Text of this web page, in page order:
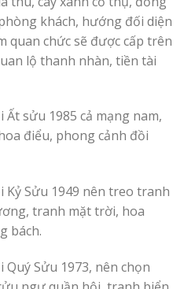
khách, hướng đối diện
quan chức sẽ được cấp trên
lộ thanh nhàn, tiền tài
sửu 1985 cả mạng nam,
điểu, phong cảnh đồi
Sửu 1949 nên treo tranh
tranh mặt trời, hoa
bách.
Sửu 1973, nên chọn